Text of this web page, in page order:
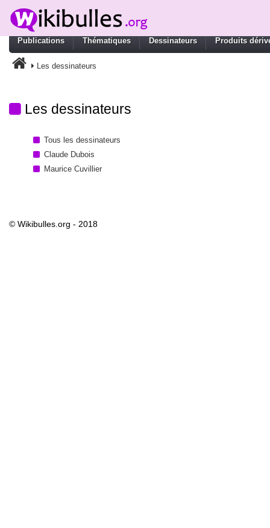
Publications Thématiques Dessinateurs Produits
Les dessinateurs
Les dessinateurs
Tous les dessinateurs
Claude Dubois
Maurice Cuvillier
© Wikibulles.org - 2018